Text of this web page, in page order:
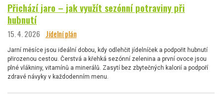
Přichází jaro – jak využít sezónní potraviny při
hubnutí
15. 4. 2026 Jídelní plán
Jarní měsíce jsou ideální dobou, kdy odlehčit jídelníček a podpořit hubnutí
přirozenou cestou. Čerstvá a křehká sezónní zelenina a první ovoce jsou
plné vlákniny, vitamínů a minerálů. Zasytí bez zbytečných kalorií a podpoří
zdravé návyky v každodenním menu.